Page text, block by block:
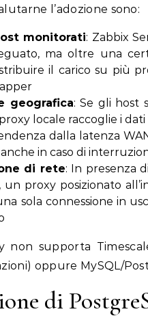
l’adozione sono:
monitorati: Zabbix
ma oltre una
il carico su più
geografica: Se gli host
locale raccoglie i
dalla latenza
in caso di
di rete: In presenza
un proxy posizionato
sola connessione in
non supporta
oppure MySQL/
di